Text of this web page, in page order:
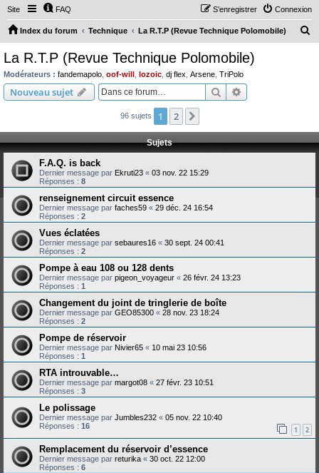
Site FAQ Connexion
S’enregistrer
Index du forum Technique La R.T.P (Revue Technique Polomobile)
c
h
La R.T.P (Revue Technique Polomobile)
Modérateurs : fandemapolo oof-will lozoic dj flex Arsene TriPolo
Nouveau sujet Rechercher
96 sujets 1 2
Sujets
F.A.Q. is back
Dernier message par Ekruti23 « 03 nov. 22 15:29
Réponses : 8
renseignement circuit essence
Dernier message par faches59 « 29 déc. 24 16:54
Réponses : 2
Vues éclatées
Dernier message par sebaures16 « 30 sept. 24 00:41
Réponses : 2
Pompe à eau 108 ou 128 dents
Dernier message par pigeon_voyageur « 26 févr. 24 13:23
Réponses : 1
Changement du joint de tringlerie de boîte
Dernier message par GEO85300 « 28 nov. 23 18:24
Réponses : 2
Pompe de réservoir
Dernier message par Nivier65 « 10 mai 23 10:56
Réponses : 1
RTA introuvable…
Dernier message par margot08 « 27 févr. 23 10:51
Réponses : 3
Le polissage
Dernier message par Jumbles232 « 05 nov. 22 10:40
Réponses : 16 1 2
Remplacement du réservoir d’essence
Dernier message par returika « 30 oct. 22 12:00
Réponses : 6